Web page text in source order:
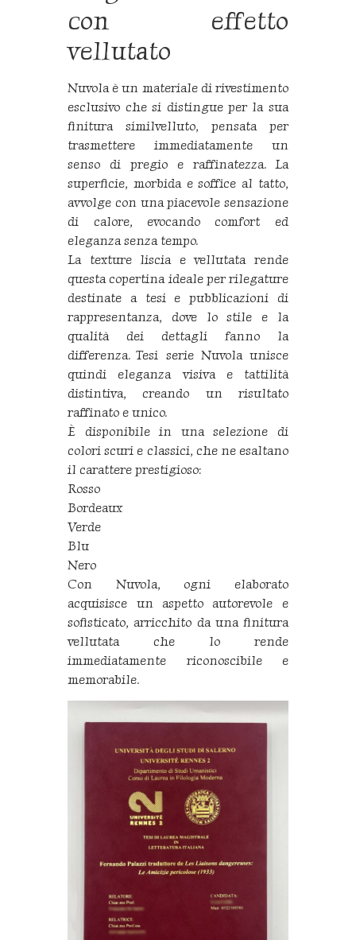
con effetto
vellutato
Nuvola è un materiale di rivestimento
esclusivo che si distingue per la sua
finitura similvelluto, pensata per
trasmettere immediatamente un
senso di pregio e raffinatezza. La
superficie, morbida e soffice al tatto,
avvolge con una piacevole sensazione
di calore, evocando comfort ed
eleganza senza tempo.
La texture liscia e vellutata rende
questa copertina ideale per rilegature
destinate a tesi e pubblicazioni di
rappresentanza, dove lo stile e la
qualità dei dettagli fanno la
differenza. Tesi serie Nuvola unisce
quindi eleganza visiva e tattilità
distintiva, creando un risultato
raffinato e unico.
È disponibile in una selezione di
colori scuri e classici, che ne esaltano
il carattere prestigioso:
Rosso
Bordeaux
Verde
Blu
Nero
Con Nuvola, ogni elaborato
acquisisce un aspetto autorevole e
sofisticato, arricchito da una finitura
vellutata che lo rende
immediatamente riconoscibile e
memorabile.